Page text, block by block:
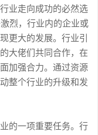
业走向成功的必然选
烈，行业内的企业或
更大的发展。行业引
大佬们共同合作，在
加强合力。通过资源
整个行业的升级和发
的一项重要任务。行